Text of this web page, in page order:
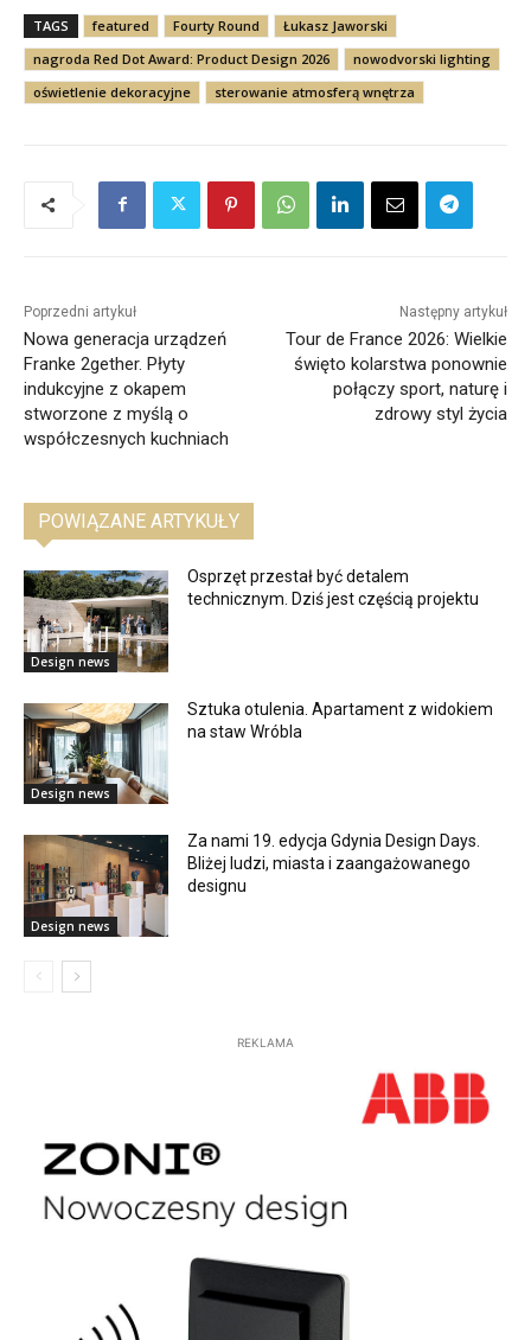
TAGS featured Fourty Round
Łukasz Jaworski
nagroda Red Dot Award: Product Design 2026
nowodvorski lighting
oświetlenie dekoracyjne
sterowanie atmosferą wnętrza
Poprzedni artykuł
Nowa generacja urządzeń
Franke 2gether. Płyty
indukcyjne z okapem
stworzone z myślą o
współczesnych kuchniach
Następny artykuł
Tour de France 2026: Wielkie
święto kolarstwa ponownie
połączy sport, naturę i
zdrowy styl życia
POWIĄZANE ARTYKUŁY
Design news
Osprzęt przestał być detalem
technicznym. Dziś jest częścią projektu
Design news
Sztuka otulenia. Apartament z widokiem
na staw Wróbla
Design news
Za nami 19. edycja Gdynia Design Days.
Bliżej ludzi, miasta i zaangażowanego
designu
REKLAMA